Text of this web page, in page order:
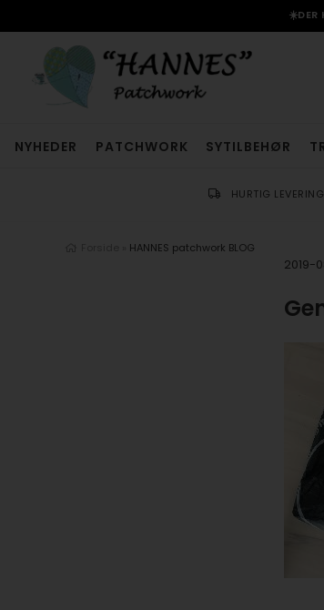
☀️DER
NYHEDER PATCHWORK SYTILBEHØR
HURTIG LEVERING
HANNES patchwork BLOG
2019-